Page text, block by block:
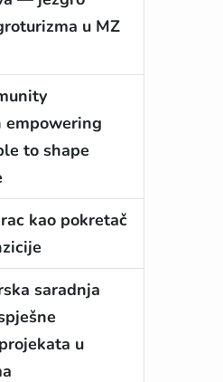
u MZ
empowering
to shape
kao pokretač
saradnja
u